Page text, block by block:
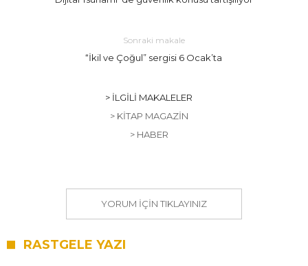
Sonraki makale
“İkil ve Çoğul” sergisi 6 Ocak’ta
> İLGILI MAKALELER
> KITAP MAGAZIN
> HABER
YORUM IÇIN TIKLAYINIZ
RASTGELE YAZI